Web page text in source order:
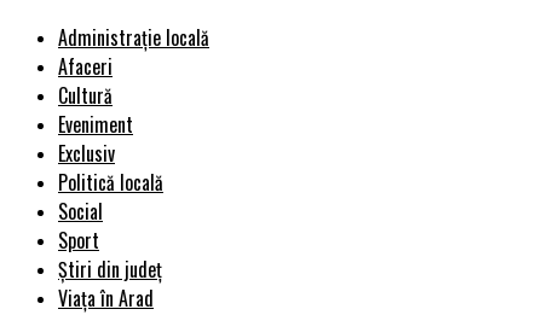
Administrație locală
Afaceri
Cultură
Eveniment
Exclusiv
Politică locală
Social
Sport
Știri din județ
Viața în Arad